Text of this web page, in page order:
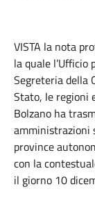
VISTA la nota
la quale
Segreteria della
Stato, le regioni
Bolzano ha
amministrazioni
province
con la
il giorno 10